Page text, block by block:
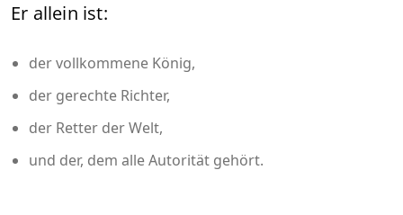
Er allein ist:
der vollkommene König,
der gerechte Richter,
der Retter der Welt,
und der, dem alle Autorität gehört.